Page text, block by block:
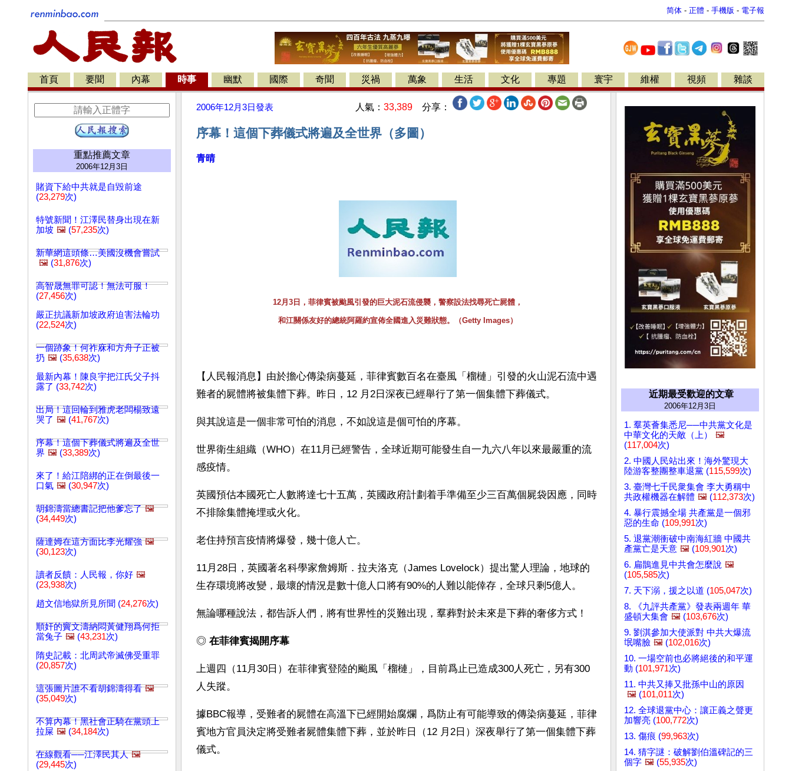
简体 - 正體 - 手機版 - 電子報
首頁 要聞 內幕 時事 幽默 國際 奇聞 災禍 萬象 生活 文化 專題 寰宇 維權 視頻 雜談
重點推薦文章
2006年12月3日
賭資下給中共就是自毀前途
(23,279次)
特號新聞！江澤民替身出現在新
加坡 🖼️ (57,235次)
新華網這頭條…美國沒機會嘗試
🖼️ (31,876次)
高智晟無罪可認！無法可服！
(27,456次)
嚴正抗議新加坡政府迫害法輪功
(22,524次)
一個跡象！何祚庥和方舟子正被
扔 🖼️ (35,638次)
最新內幕！陳良宇把江氏父子抖
露了 (33,742次)
出局！這回輪到雅虎老闆楊致遠
哭了 🖼️ (41,767次)
序幕！這個下葬儀式將遍及全世
界 🖼️ (33,389次)
來了！給江陪綁的正在倒最後一
口氣 🖼️ (30,947次)
胡錦濤當總書記把他爹忘了 🖼️
(34,449次)
薩達姆在這方面比李光耀強 🖼️
(30,123次)
讀者反饋：人民報，你好 🖼️
(23,938次)
趙文信地獄所見所聞 (24,276次)
順奸的竇文濤納悶黃健翔爲何拒
當兔子 🖼️ (43,231次)
隋史記載：北周武帝滅佛受重罪
(20,857次)
這張圖片誰不看胡錦濤得看 🖼️
(35,049次)
不算內幕！黑社會正騎在黨頭上
拉屎 🖼️ (34,184次)
在線觀看──江澤民其人 🖼️
(29,445次)
2006年12月3日發表 人氣： 33,389 分享：
序幕！這個下葬儀式將遍及全世界（多圖）
青晴
12月3日，菲律賓被颱風引發的巨大泥石流侵襲，警察設法找尋死亡屍體，
和江關係友好的總統阿羅約宣佈全國進入災難狀態。（Getty Images）
【人民報消息】由於擔心傳染病蔓延，菲律賓數百名在臺風「榴槤」引發的火山泥石流中遇
難者的屍體將被集體下葬。昨日，12 月2日深夜已經舉行了第一個集體下葬儀式。
與其說這是一個非常可怕的消息，不如說這是個可怕的序幕。
世界衛生組織（WHO）在11月已經警告，全球近期可能發生自一九六八年以來最嚴重的流
感疫情。
英國預估本國死亡人數將達七十五萬，英國政府計劃着手準備至少三百萬個屍袋因應，同時
不排除集體掩埋或火化。
老住持預言疫情將爆發，幾十億人亡。
11月28日，英國著名科學家詹姆斯．拉夫洛克（James Lovelock）提出驚人理論，地球的
生存環境將改變，最壞的情況是數十億人口將有90%的人難以能倖存，全球只剩5億人。
無論哪種說法，都告訴人們，將有世界性的災難出現，羣葬對於未來是下葬的奢侈方式！
◎ 在菲律賓揭開序幕
上週四（11月30日）在菲律賓登陸的颱風「榴槤」，目前爲止已造成300人死亡，另有300
人失蹤。
據BBC報導，受難者的屍體在高溫下已經開始腐爛，爲防止有可能導致的傳染病蔓延，菲律
賓地方官員決定將受難者屍體集體下葬，並於昨日（12 月2日）深夜舉行了第一個集體下葬
儀式。
近期最受歡迎的文章
2006年12月3日
1. 羣英薈集悉尼──中共黨文化是
中華文化的天敵（上）
🖼️
(117,004次)
2. 中國人民站出來！海外驚現大
陸游客整團整車退黨 (115,599次)
3. 臺灣七千民衆集會 李大勇稱中
共政權機器在解體 🖼️ (112,373次)
4. 暴行震撼全場 共產黨是一個邪
惡的生命 (109,991次)
5. 退黨潮衝破中南海紅牆 中國共
產黨亡是天意 🖼️ (109,901次)
6. 扁鵲進見中共會怎麼說 🖼️
(105,585次)
7. 天下溺，援之以道 (105,047次)
8. 《九評共產黨》發表兩週年 華
盛頓大集會 🖼️ (103,676次)
9. 劉淇參加大使派對 中共大爆流
氓嘴臉 🖼️ (102,016次)
10. 一場空前也必將絕後的和平運
動 (101,971次)
11. 中共又捧又批孫中山的原因
🖼️ (101,011次)
12. 全球退黨中心：讓正義之聲更
加響亮 (100,772次)
13. 傷痕 (99,963次)
14. 猜字謎：破解劉伯溫碑記的三
個字 🖼️ (55,935次)